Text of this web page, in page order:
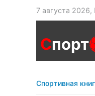
7 августа
Спорт
Спортивная